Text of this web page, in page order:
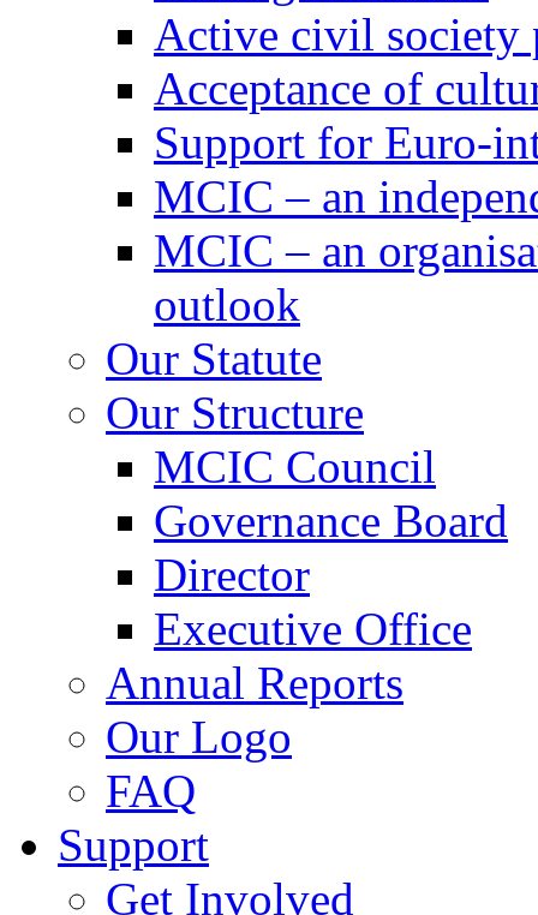
Active civil society
Acceptance of
Support for Euro-
MCIC – an
MCIC – an
outlook
Our Statute
Our Structure
MCIC Council
Governance Board
Director
Executive Office
Annual Reports
Our Logo
FAQ
Support
Get Involved